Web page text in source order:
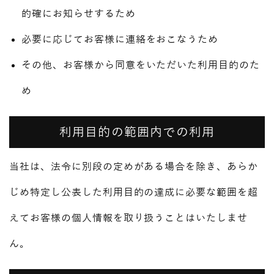
的確にお知らせするため
必要に応じてお客様に連絡をおこなうため
その他、お客様から同意をいただいた利用目的のた
め
利用目的の範囲内での利用
当社は、法令に別段の定めがある場合を除き、あらか
じめ特定し公表した利用目的の達成に必要な範囲を超
えてお客様の個人情報を取り扱うことはいたしませ
ん。